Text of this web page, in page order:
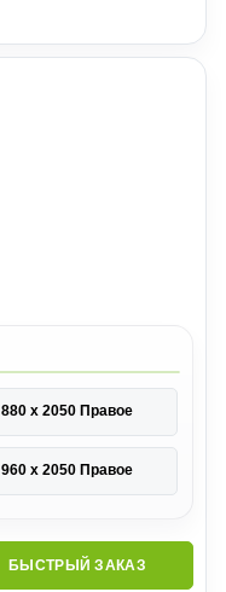
880 х 2050 Правое
960 х 2050 Правое
БЫСТРЫЙ ЗАКАЗ